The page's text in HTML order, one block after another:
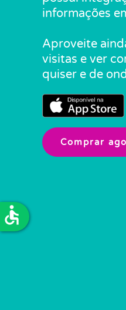
informações
Aproveite
visitas e ver
quiser e de
Comprar
accessible